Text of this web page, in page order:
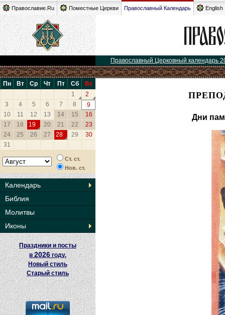
Православие.Ru Поместные Церкви Православный Календарь English
Православный Церковный календарь
Пн Вт Ср Чт Пт Сб
Вс
1
2
3
4 5 6 7 8
9
10
11 12 13 14 15
16
17
18 19 20 21 22
23
24
25 26 27 28 29
30
31
Ст. ст.
Нов. ст.
Календарь
Библия
Молитвы
Иконы
Праздники и посты
в2026 году.
Новый стиль
Старый стиль
Дни